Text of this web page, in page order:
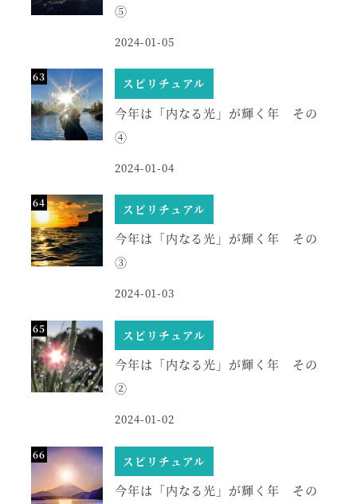
⑤
2024-01-05
スピリチュアル
今年は「内なる光」が輝く年 その
④
2024-01-04
スピリチュアル
今年は「内なる光」が輝く年 その
③
2024-01-03
スピリチュアル
今年は「内なる光」が輝く年 その
②
2024-01-02
スピリチュアル
今年は「内なる光」が輝く年 その